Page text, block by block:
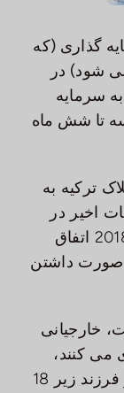
با ما
تماس
گذاری (که
شود) در
به سرمایه
تا شش ماه
بازار املاک ترکیه به
اخیر در
قانون ملی ترکیه، که در 19 سپتامبر 2018 اتفاق
صورت داشتن
خارجیانی
می کنند،
می توانند با همسر خود و همچنین هر فرزند زیر 18